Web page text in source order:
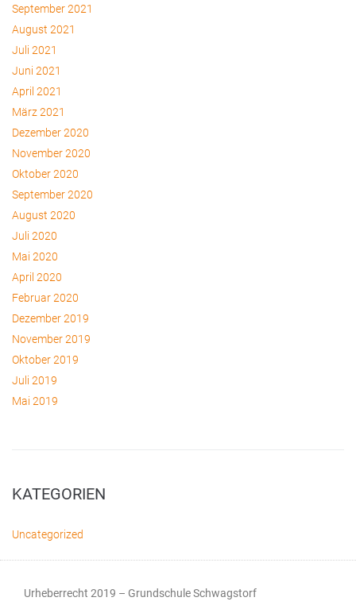
September 2021
August 2021
Juli 2021
Juni 2021
April 2021
März 2021
Dezember 2020
November 2020
Oktober 2020
September 2020
August 2020
Juli 2020
Mai 2020
April 2020
Februar 2020
Dezember 2019
November 2019
Oktober 2019
Juli 2019
Mai 2019
KATEGORIEN
Uncategorized
Urheberrecht 2019 – Grundschule Schwagstorf​